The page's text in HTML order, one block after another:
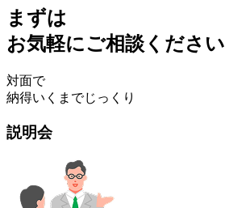
まずは
お気軽にご相談ください
対面で
納得いくまでじっくり
説明会